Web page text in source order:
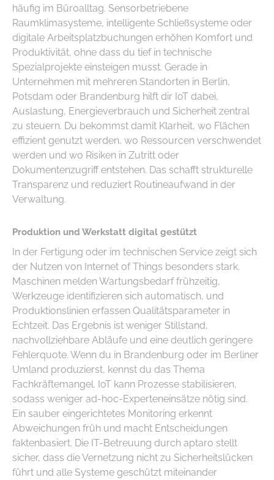
häufig im Büroalltag. Sensorbetriebene
Raumklimasysteme, intelligente Schließsysteme oder
digitale Arbeitsplatzbuchungen erhöhen Komfort und
Produktivität, ohne dass du tief in technische
Spezialprojekte einsteigen musst. Gerade in
Unternehmen mit mehreren Standorten in Berlin,
Potsdam oder Brandenburg hilft dir IoT dabei,
Auslastung, Energieverbrauch und Sicherheit zentral
zu steuern. Du bekommst damit Klarheit, wo Flächen
effizient genutzt werden, wo Ressourcen verschwendet
werden und wo Risiken in Zutritt oder
Dokumentenzugriff entstehen. Das schafft strukturelle
Transparenz und reduziert Routineaufwand in der
Verwaltung.
Produktion und Werkstatt digital gestützt
In der Fertigung oder im technischen Service zeigt sich
der Nutzen von Internet of Things besonders stark.
Maschinen melden Wartungsbedarf frühzeitig,
Werkzeuge identifizieren sich automatisch, und
Produktionslinien erfassen Qualitätsparameter in
Echtzeit. Das Ergebnis ist weniger Stillstand,
nachvollziehbare Abläufe und eine deutlich geringere
Fehlerquote. Wenn du in Brandenburg oder im Berliner
Umland produzierst, kennst du das Thema
Fachkräftemangel. IoT kann Prozesse stabilisieren,
sodass weniger ad-hoc-Experteneinsätze nötig sind.
Ein sauber eingerichtetes Monitoring erkennt
Abweichungen früh und macht Entscheidungen
faktenbasiert. Die IT-Betreuung durch aptaro stellt
sicher, dass die Vernetzung nicht zu Sicherheitslücken
führt und alle Systeme geschützt miteinander